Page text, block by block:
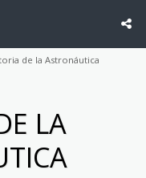
de la Astronáutica
LA